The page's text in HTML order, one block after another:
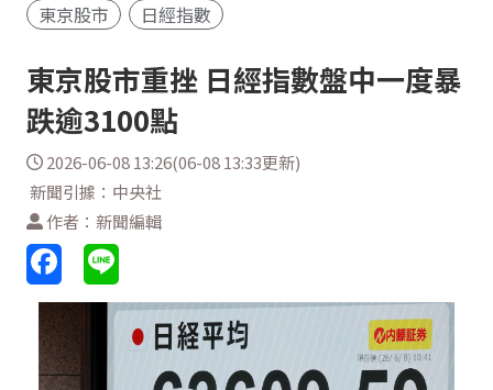
東京股市
日經指數
東京股市重挫 日經指數盤中一度暴
跌逾3100點
2026-06-08 13:26(06-08 13:33更新)
新聞引據：中央社
作者：新聞編輯